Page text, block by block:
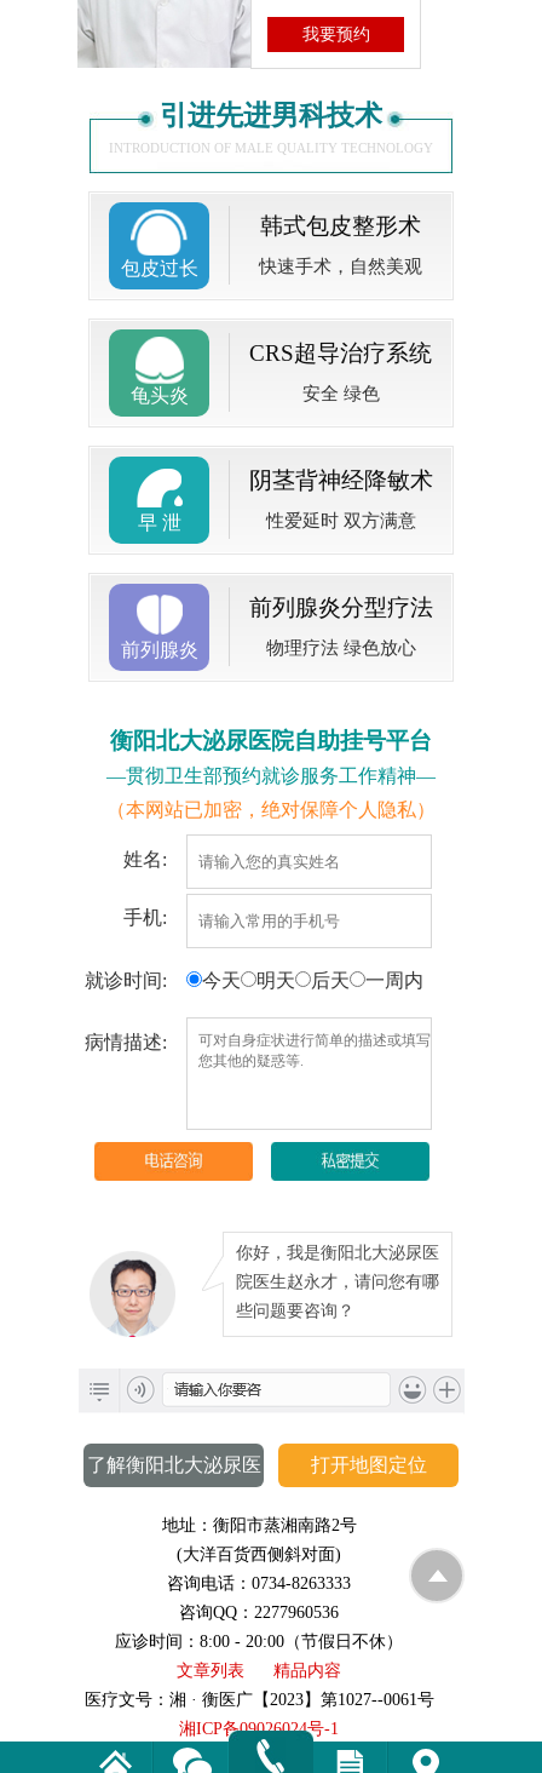
我要预约
引进先进男科技术
INTRODUCTION OF MALE QUALITY TECHNOLOGY
包皮过长
韩式包皮整形术
快速手术，自然美观
龟头炎
CRS超导治疗系统
安全 绿色
早 泄
阴茎背神经降敏术
性爱延时 双方满意
前列腺炎
前列腺炎分型疗法
物理疗法 绿色放心
衡阳北大泌尿医院自助挂号平台
—贯彻卫生部预约就诊服务工作精神—
（本网站已加密，绝对保障个人隐私）
姓名:
手机:
就诊时间: 今天 明天 后天 一周内
病情描述:
你好，我是衡阳北大泌尿医
院医生赵永才，请问您有哪
些问题要咨询？
了解衡阳北大泌尿医 打开地图定位
地址：衡阳市蒸湘南路2号
(大洋百货西侧斜对面)
咨询电话：0734-8263333
咨询QQ：2277960536
应诊时间：8:00 - 20:00（节假日不休）
文章列表
精品内容
医疗文号：湘 · 衡医广【2023】第1027--0061号
湘ICP备09026024号-1